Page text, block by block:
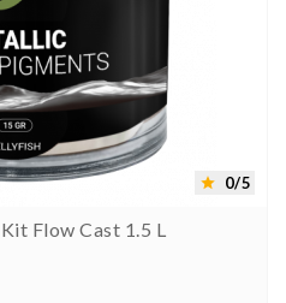
 0/5
Flow Cast 1.5 L